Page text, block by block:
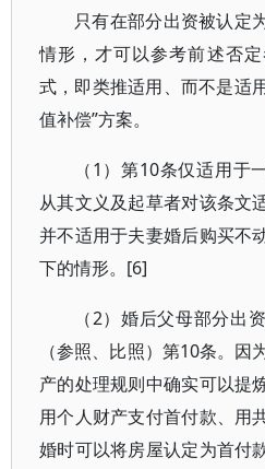
只有在部分出资被认定
情形，才可以参考前述否
式，即类推适用、而不是适
值补偿”方案。
（1）第10条仅适用于
从其文义及起草者对该条文
并不适用于夫妻婚后购买不
下的情形。[6]
（2）婚后父母部分出
（参照、比照）第10条。
产的处理规则中确实可以提
用个人财产支付首付款、用
婚时可以将房屋认定为首付